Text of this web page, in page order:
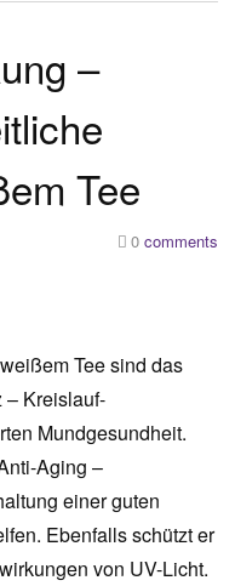
–
Tee
0 comments
Tee sind das
– Kreislauf-
Mundgesundheit.
Aging –
einer guten
Ebenfalls schützt er
von UV-Licht.